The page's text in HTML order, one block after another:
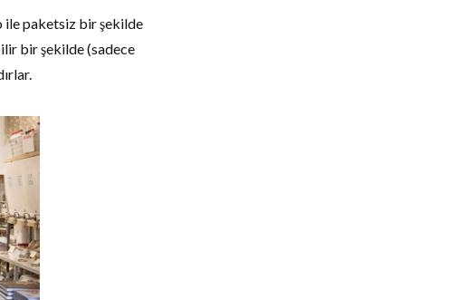
ile paketsiz bir şekilde
bir şekilde (sadece